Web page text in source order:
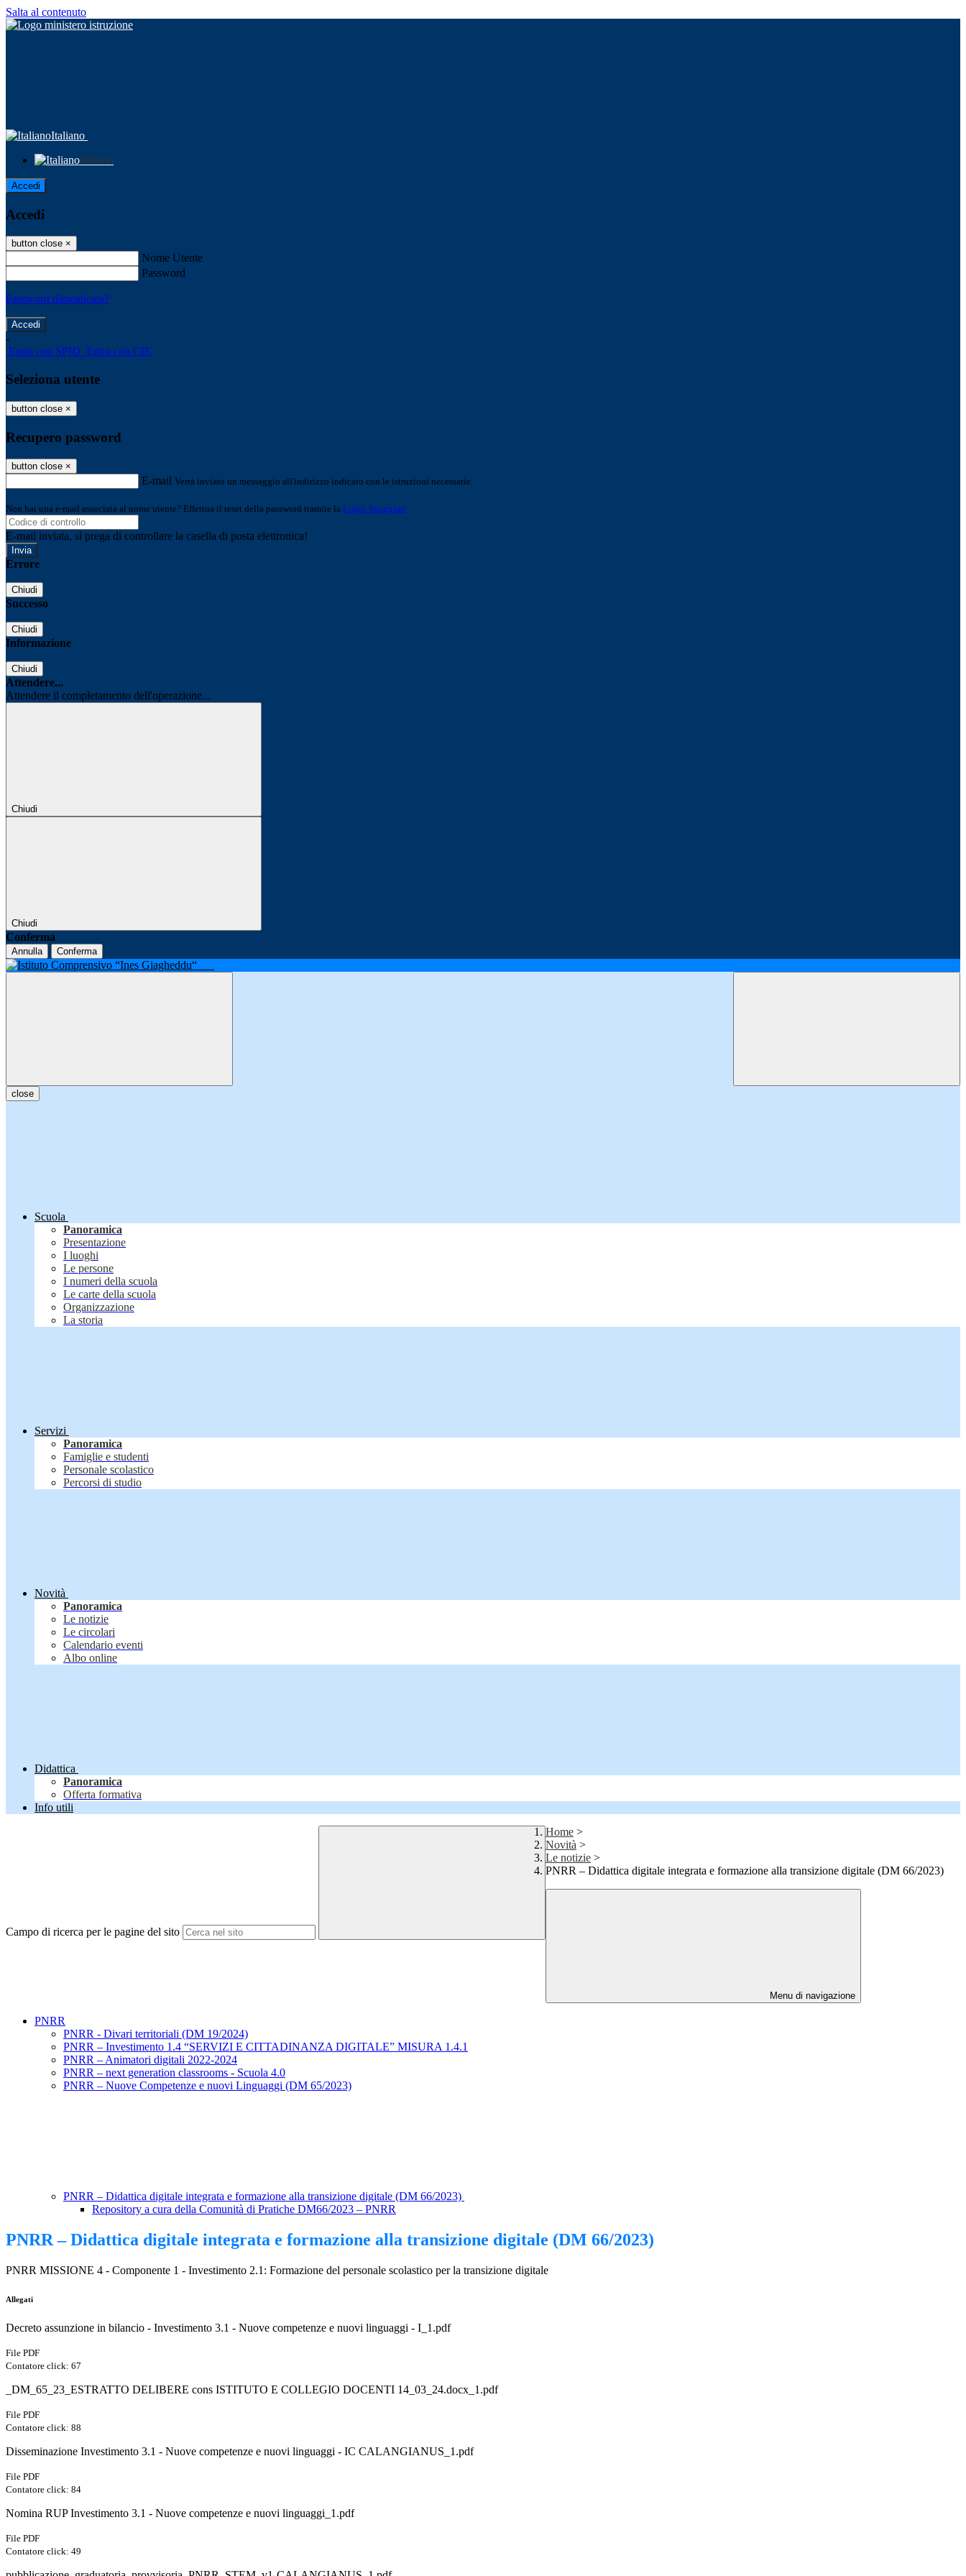
Salta al contenuto
Italiano
Italiano
Accedi
Accedi
button close ×
Nome Utente
Password
Password dimenticata?
-
Entra con SPID Entra con CIE
Seleziona utente
button close ×
Recupero password
button close ×
E-mail Verrà inviato un messaggio all'indirizzo indicato con le istruzioni necessarie.
Non hai una e-mail associata al nome utente? Effettua il reset della password tramite la Login Spaggiari
E-mail inviata, si prega di controllare la casella di posta elettronica!
Errore
Chiudi
Successo
Chiudi
Informazione
Chiudi
Attendere...
Attendere il completamento dell'operazione...
Chiudi
Chiudi
Conferma
Annulla Conferma
close
Scuola
Panoramica
Presentazione
I luoghi
Le persone
I numeri della scuola
Le carte della scuola
Organizzazione
La storia
Servizi
Panoramica
Famiglie e studenti
Personale scolastico
Percorsi di studio
Novità
Panoramica
Le notizie
Le circolari
Calendario eventi
Albo online
Didattica
Panoramica
Offerta formativa
Info utili
Campo di ricerca per le pagine del sito
Home >
Novità >
Le notizie >
PNRR – Didattica digitale integrata e formazione alla transizione digitale (DM 66/2023)
Menu di navigazione
PNRR
PNRR - Divari territoriali (DM 19/2024)
PNRR – Investimento 1.4 “SERVIZI E CITTADINANZA DIGITALE” MISURA 1.4.1
PNRR – Animatori digitali 2022-2024
PNRR – next generation classrooms - Scuola 4.0
PNRR – Nuove Competenze e nuovi Linguaggi (DM 65/2023)
PNRR – Didattica digitale integrata e formazione alla transizione digitale (DM 66/2023)
Repository a cura della Comunità di Pratiche DM66/2023 – PNRR
PNRR – Didattica digitale integrata e formazione alla transizione digitale (DM 66/2023)
PNRR MISSIONE 4 - Componente 1 - Investimento 2.1: Formazione del personale scolastico per la transizione digitale
Allegati
Decreto assunzione in bilancio - Investimento 3.1 - Nuove competenze e nuovi linguaggi - I_1.pdf
File PDF
Contatore click: 67
_DM_65_23_ESTRATTO DELIBERE cons ISTITUTO E COLLEGIO DOCENTI 14_03_24.docx_1.pdf
File PDF
Contatore click: 88
Disseminazione Investimento 3.1 - Nuove competenze e nuovi linguaggi - IC CALANGIANUS_1.pdf
File PDF
Contatore click: 84
Nomina RUP Investimento 3.1 - Nuove competenze e nuovi linguaggi_1.pdf
File PDF
Contatore click: 49